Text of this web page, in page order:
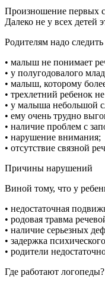
Произношение первых
Далеко не у всех детей
Родителям надо
• малыш не понимает
• у полугодовалого
• малыш, которому
• трехлетний ребенок
• у малыша небольшой
• ему очень трудно
• наличие проблем с
• нарушение внимания;
• отсутствие связной
Причины нарушений
Виной тому, что у
• недостаточная
• родовая травма
• наличие серьезных
• задержка
• родители
Где работают логопеды?